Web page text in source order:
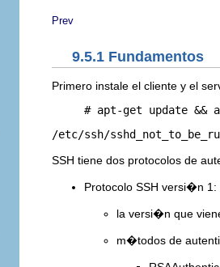
Prev
9.5.1 Fundamentos
Primero instale el cliente y el
/etc/ssh/
SSH tiene dos protocolos de
Protocolo SSH versi�n 1:
la versi�n que
m�todos de